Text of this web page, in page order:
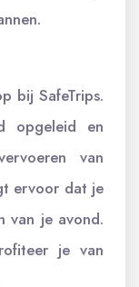
bij SafeTrips.
opgeleid en
van
ervoor dat je
van je avond.
je van